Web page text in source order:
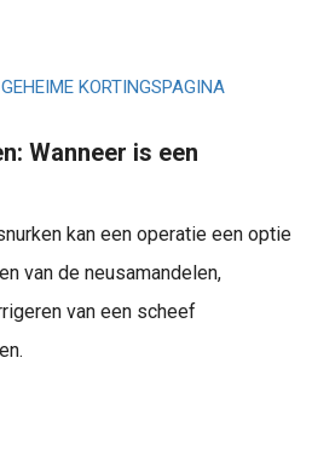
KORTINGSPAGINA
Wanneer is een
kan een operatie een optie
van de neusamandelen,
van een scheef